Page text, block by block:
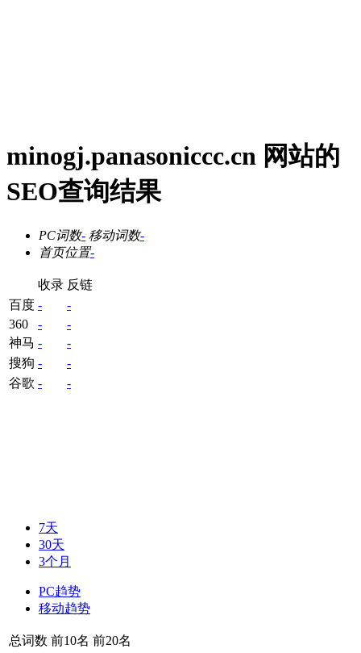
minogj.panasoniccc.cn 网站的
SEO查询结果
PC词数- 移动词数-
首页位置-
收录 反链
百度 -
-
360
-
-
神马 -
-
搜狗 -
-
谷歌 - -
7天
30天
3个月
PC趋势
移动趋势
总词数 前10名 前20名